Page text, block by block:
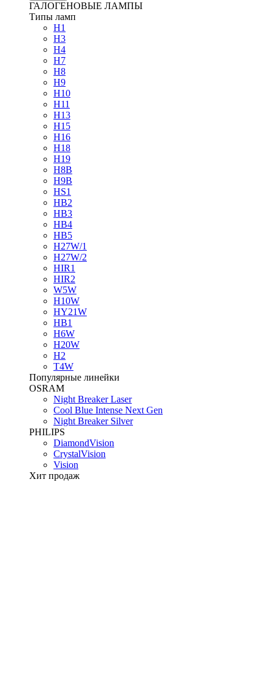
ГАЛОГЕНОВЫЕ ЛАМПЫ
Типы ламп
H1
H3
H4
H7
H8
H9
H10
H11
H13
H15
H16
H18
H19
H8B
H9B
HS1
HB2
HB3
HB4
HB5
H27W/1
H27W/2
HIR1
HIR2
W5W
H10W
HY21W
HB1
H6W
H20W
H2
T4W
Популярные линейки
OSRAM
Night Breaker Laser
Cool Blue Intense Next Gen
Night Breaker Silver
PHILIPS
DiamondVision
CrystalVision
Vision
Хит продаж